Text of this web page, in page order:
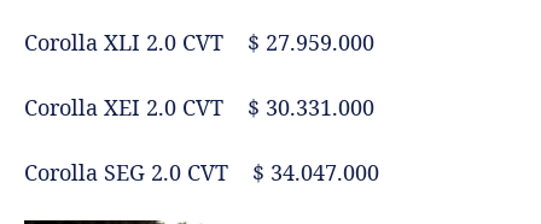
Corolla XLI 2.0 CVT $ 27.959.000
Corolla XEI 2.0 CVT $ 30.331.000
Corolla SEG 2.0 CVT $ 34.047.000